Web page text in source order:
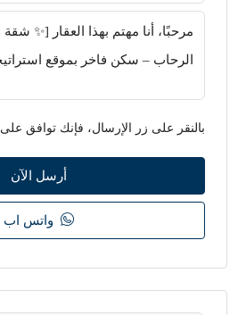
بالنقر على زر الإرسال، فإنك توافق على
أرسل الآن
واتس اب